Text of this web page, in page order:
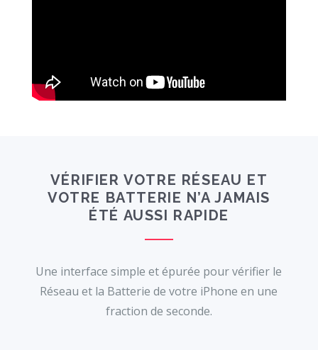
VÉRIFIER VOTRE RÉSEAU ET
VOTRE BATTERIE N’A JAMAIS
ÉTÉ AUSSI RAPIDE
Une interface simple et épurée pour vérifier le
Réseau et la Batterie de votre iPhone en une
fraction de seconde.